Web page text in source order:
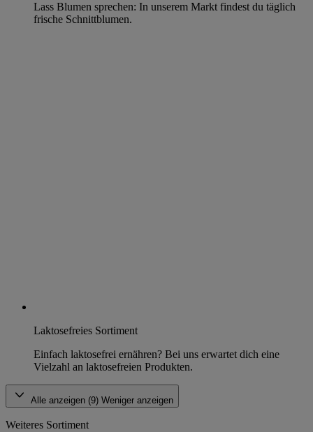
Lass Blumen sprechen: In unserem Markt findest du täglich
frische Schnittblumen.
Laktosefreies Sortiment
Einfach laktosefrei ernähren? Bei uns erwartet dich eine
Vielzahl an laktosefreien Produkten.
Alle anzeigen (9) Weniger anzeigen
Weiteres Sortiment